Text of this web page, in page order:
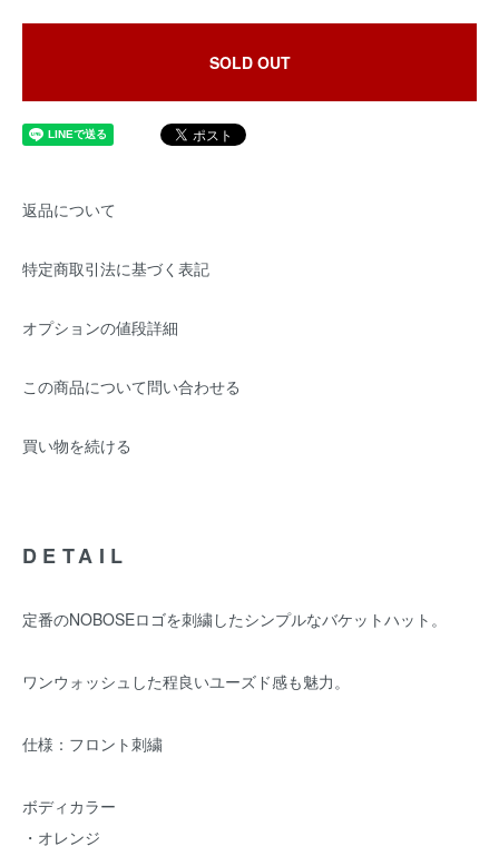
SOLD OUT
返品について
特定商取引法に基づく表記
オプションの値段詳細
この商品について問い合わせる
買い物を続ける
DETAIL
定番のNOBOSEロゴを刺繍したシンプルなバケットハット。
ワンウォッシュした程良いユーズド感も魅力。
仕様：フロント刺繍
ボディカラー
・オレンジ